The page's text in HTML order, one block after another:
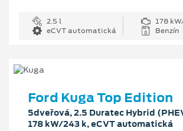
2.5 l
178
eCVT automatická
Benzín
Ford Kuga Top Edition
5dveřová, 2.5 Duratec Hybrid
178 kW/243 k, eCVT automatická